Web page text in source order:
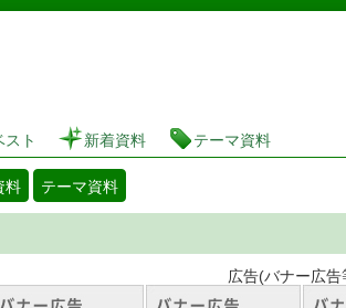
図書館 蔵書検索・予約システム
ト 新着資料 テーマ資料
料 テーマ資料
告(バナー広告等については、千